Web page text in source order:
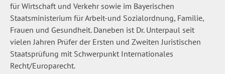
für Wirtschaft und Verkehr sowie im Bayerischen
Staatsministerium für Arbeit-und Sozialordnung, Familie,
Frauen und Gesundheit. Daneben ist Dr. Unterpaul seit
vielen Jahren Prüfer der Ersten und Zweiten Juristischen
Staatsprüfung mit Schwerpunkt Internationales
Recht/Europarecht.